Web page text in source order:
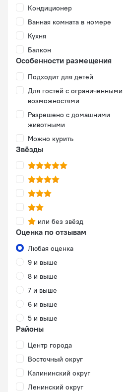
Кондиционер
Ванная комната в номере
Кухня
Балкон
Особенности размещения
Подходит для детей
Для гостей с ограниченными
возможностями
Разрешено с домашними
животными
Можно курить
Звёзды
или без звёзд
Оценка по отзывам
Любая оценка
9 и выше
8 и выше
7 и выше
6 и выше
5 и выше
Районы
Центр города
Восточный округ
Калининский округ
Ленинский округ